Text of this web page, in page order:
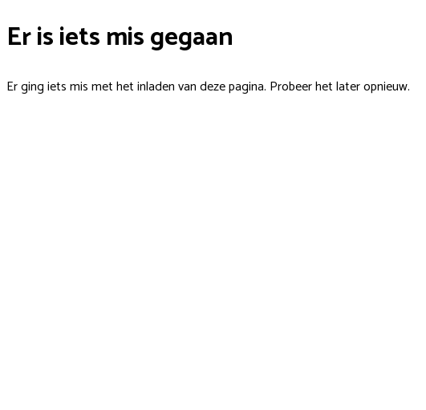
Er is iets mis gegaan
Er ging iets mis met het inladen van deze pagina. Probeer het later opnieuw.